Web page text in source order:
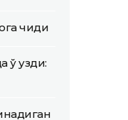
чиқди
ўқ узди: